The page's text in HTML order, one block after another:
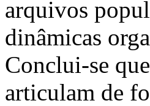
arquivos
dinâmicas
Conclui-se
articulam de